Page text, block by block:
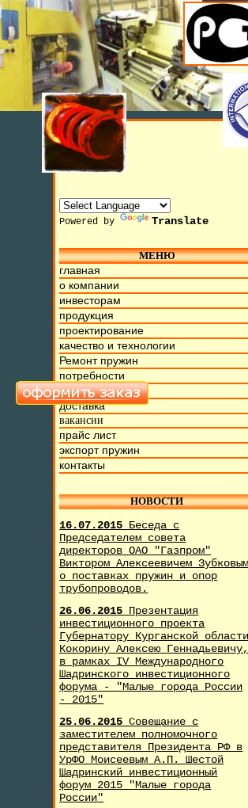
Powered by Translate
МЕНЮ
главная
о компании
инвесторам
продукция
проектирование
качество и технологии
Ремонт пружин
потребности
фото и видео
доставка
вакансии
прайс лист
экспорт пружин
контакты
НОВОСТИ
16.07.2015 Беседа с
Председателем совета
директоров ОАО "Газпром"
Виктором Алексеевичем Зубковым
о поставках пружин и опор
трубопроводов.
26.06.2015 Презентация
инвестиционного проекта
Губернатору Курганской области
Кокорину Алексею Геннадьевичу,
в рамках IV Международного
Шадринского инвестиционного
форума - "Малые города России
- 2015"
25.06.2015Совещание с
заместителем полномочного
представителя Президента РФ в
УрФО Моисеевым А.П. Шестой
Шадринский инвестиционный
форум 2015 "Малые города
России"
Июля 2015г. Мы находимся на ул.